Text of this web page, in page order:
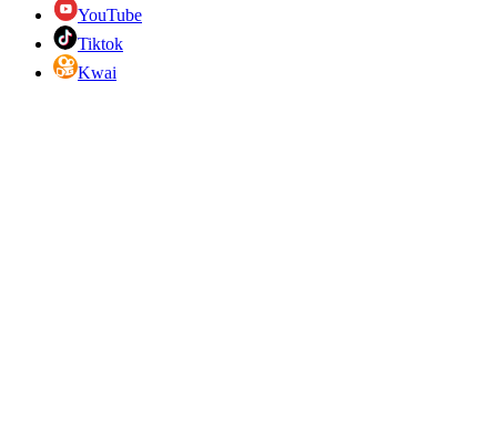
YouTube
Tiktok
Kwai